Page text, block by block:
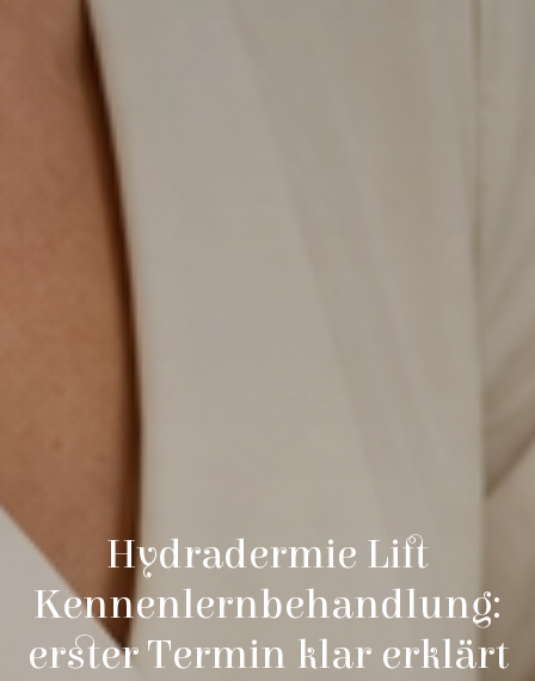
Hydradermie Lift
Kennenlernbehandlung:
erster Termin klar erklärt